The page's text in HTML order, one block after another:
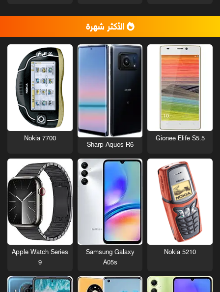
الأكثر شهرة
Gionee Elife S5.5
Sharp Aquos R6
Nokia 7700
Nokia 5210
Samsung Galaxy
A05s
Apple Watch Series
9